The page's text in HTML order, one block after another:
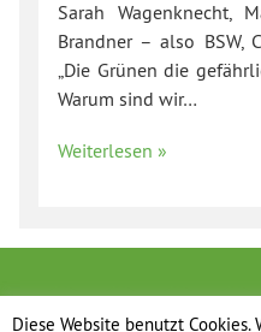
Sarah Wagenknecht,
Brandner – also BSW,
„Die Grünen die
Warum sind wir…
Weiterlesen »
Diese Website benutzt Cookies.